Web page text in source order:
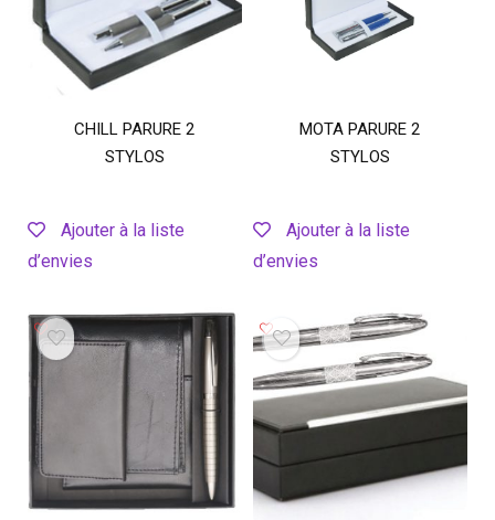
CHILL PARURE 2
STYLOS
Ajouter à la liste
d’envies
MOTA PARURE 2
STYLOS
Ajouter à la liste
d’envies